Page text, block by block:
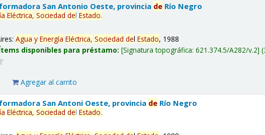
San Antonio Oeste, provincia de Río Negro
Eléctrica, Sociedad delEstado.
Agua y Energía Eléctrica, Sociedad delEstado, 1988
disponibles para préstamo: Signatura topográfica:621.374.5/A282/v.2
Agregar al carrito
San Antoni Oeste, provincia de Río Negro
Eléctrica, Sociedad delEstado.